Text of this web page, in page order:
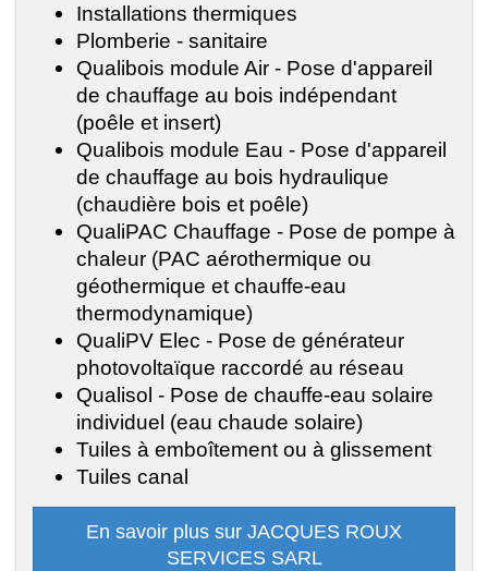
Installations thermiques
Plomberie - sanitaire
Qualibois module Air - Pose d'appareil
de chauffage au bois indépendant
(poêle et insert)
Qualibois module Eau - Pose d'appareil
de chauffage au bois hydraulique
(chaudière bois et poêle)
QualiPAC Chauffage - Pose de pompe à
chaleur (PAC aérothermique ou
géothermique et chauffe-eau
thermodynamique)
QualiPV Elec - Pose de générateur
photovoltaïque raccordé au réseau
Qualisol - Pose de chauffe-eau solaire
individuel (eau chaude solaire)
Tuiles à emboîtement ou à glissement
Tuiles canal
En savoir plus sur JACQUES ROUX
SERVICES SARL